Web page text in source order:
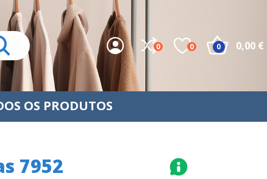
0 0 0,00 €
0
OS PRODUTOS
7952